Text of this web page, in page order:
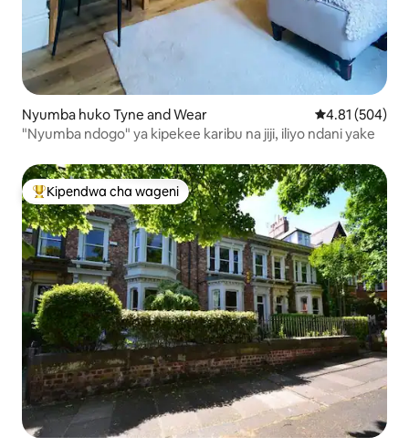
Nyumba huko Tyne and Wear Ukadiriaji wa
4.81 (504)
"Nyumba ndogo" ya kipekee karibu na jiji, iliyo ndani yake
Kipendwa maarufu cha wageni
Kipendwa cha wageni